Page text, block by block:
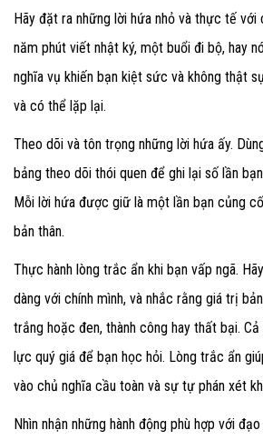
Hãy đặt ra những lời hứa nhỏ và thực tế với
năm phút viết nhật ký, một buổi đi bộ, hay
nghĩa vụ khiến bạn kiệt sức và không thật
và có thể lặp lại.
Theo dõi và tôn trọng những lời hứa ấy.
bảng theo dõi thói quen để ghi lại số lần
Mỗi lời hứa được giữ là một lần bạn củng
bản thân.
Thực hành lòng trắc ẩn khi bạn vấp ngã.
dàng với chính mình, và nhắc rằng giá trị
trắng hoặc đen, thành công hay thất bại. Cả
lực quý giá để bạn học hỏi. Lòng trắc ẩn
vào chủ nghĩa cầu toàn và sự tự phán xét
Nhìn nhận những hành động phù hợp với